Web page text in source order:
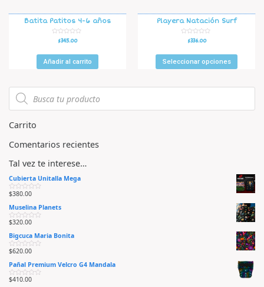
0
d
e
5
0
d
e
5
Batita Patitos 4-6 años
o
r
a
d
n
d
e
$345.00
Añadir al carrito
Playera Natación Surf
o
r
a
d
n
$336.00
Seleccionar opciones
Carrito
Comentarios recientes
Tal vez te interese…
Cubierta Unitalla Mega
V
l
o
r
a
o
e
n
0
e
5
$380.00
Muselina Planets
V
l
o
r
a
o
e
n
0
$320.00
Bigcuca Maria Bonita
V
l
o
r
a
$620.00
Pañal Premium Velcro G4 Mandala
V
$410.00